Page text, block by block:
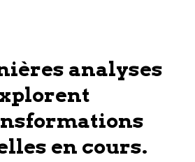
analyses
en cours.